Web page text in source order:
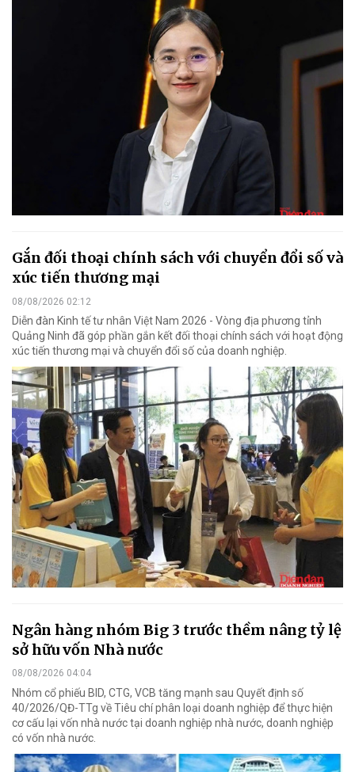
Gắn đối thoại chính sách với chuyển đổi số và
xúc tiến thương mại
08/08/2026 02:12
Diễn đàn Kinh tế tư nhân Việt Nam 2026 - Vòng địa phương tỉnh
Quảng Ninh đã góp phần gắn kết đối thoại chính sách với hoạt động
xúc tiến thương mại và chuyển đổi số của doanh nghiệp.
Ngân hàng nhóm Big 3 trước thềm nâng tỷ lệ
sở hữu vốn Nhà nước
08/08/2026 04:04
Nhóm cổ phiếu BID, CTG, VCB tăng mạnh sau Quyết định số
40/2026/QĐ-TTg về Tiêu chí phân loại doanh nghiệp để thực hiện
cơ cấu lại vốn nhà nước tại doanh nghiệp nhà nước, doanh nghiệp
có vốn nhà nước.